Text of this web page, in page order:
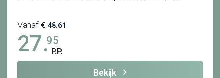
Vanaf € 48.61
27.95
P.P.
Bekijk